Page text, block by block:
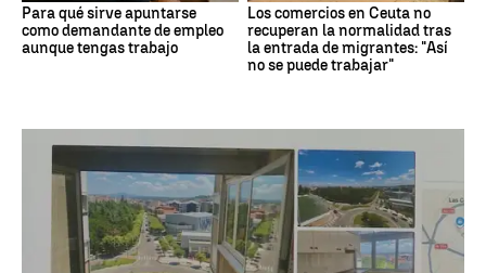
Para qué sirve apuntarse
como demandante de empleo
aunque tengas trabajo
Los comercios en Ceuta no
recuperan la normalidad tras
la entrada de migrantes: "Así
no se puede trabajar"